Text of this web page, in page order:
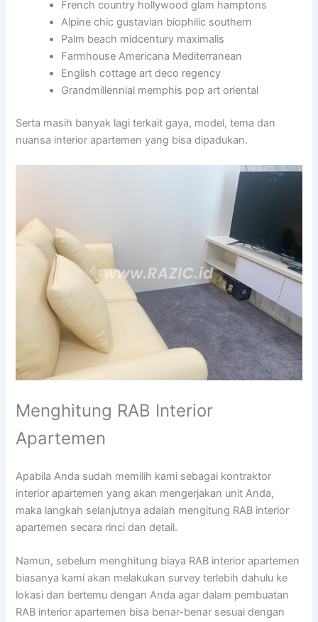
French country hollywood glam hamptons
Alpine chic gustavian biophilic southern
Palm beach midcentury maximalis
Farmhouse Americana Mediterranean
English cottage art deco regency
Grandmillennial memphis pop art oriental
Serta masih banyak lagi terkait gaya, model, tema dan
nuansa interior apartemen yang bisa dipadukan.
Menghitung RAB Interior
Apartemen
Apabila Anda sudah memilih kami sebagai kontraktor
interior apartemen yang akan mengerjakan unit Anda,
maka langkah selanjutnya adalah mengitung RAB interior
apartemen secara rinci dan detail.
Namun, sebelum menghitung biaya RAB interior apartemen
biasanya kami akan melakukan survey terlebih dahulu ke
lokasi dan bertemu dengan Anda agar dalam pembuatan
RAB interior apartemen bisa benar-benar sesuai dengan